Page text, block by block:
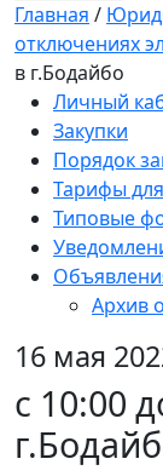
Главная /
отключениях
в г.Бодайбо
Личный
Закупки
Порядок
Тарифы
Типовые
Архив
16 мая
с 10:00